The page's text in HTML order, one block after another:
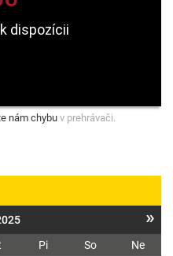
nám chybu v prehrávači.
»
Pi So
Ne